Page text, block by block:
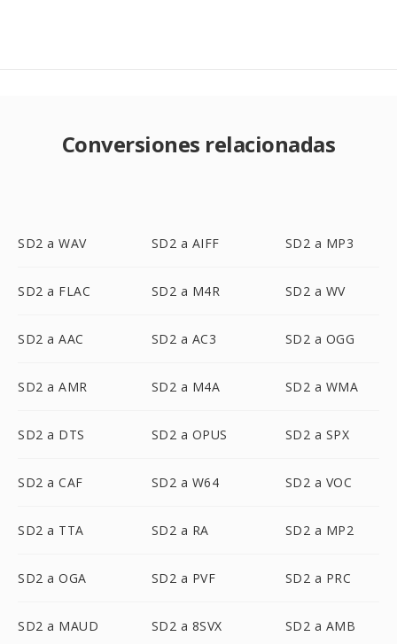
Conversiones relacionadas
SD2 a WAV SD2 a AIFF SD2 a MP3
SD2 a FLAC SD2 a M4R SD2 a WV
SD2 a AAC SD2 a AC3 SD2 a OGG
SD2 a AMR SD2 a M4A SD2 a WMA
SD2 a DTS SD2 a OPUS SD2 a SPX
SD2 a CAF SD2 a W64 SD2 a VOC
SD2 a TTA SD2 a RA SD2 a MP2
SD2 a OGA SD2 a PVF SD2 a PRC
SD2 a MAUD SD2 a 8SVX SD2 a AMB